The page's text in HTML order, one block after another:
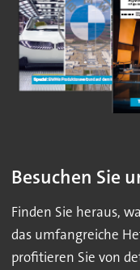
Besuchen Sie
Finden Sie heraus,
das umfangreiche
profitieren Sie von